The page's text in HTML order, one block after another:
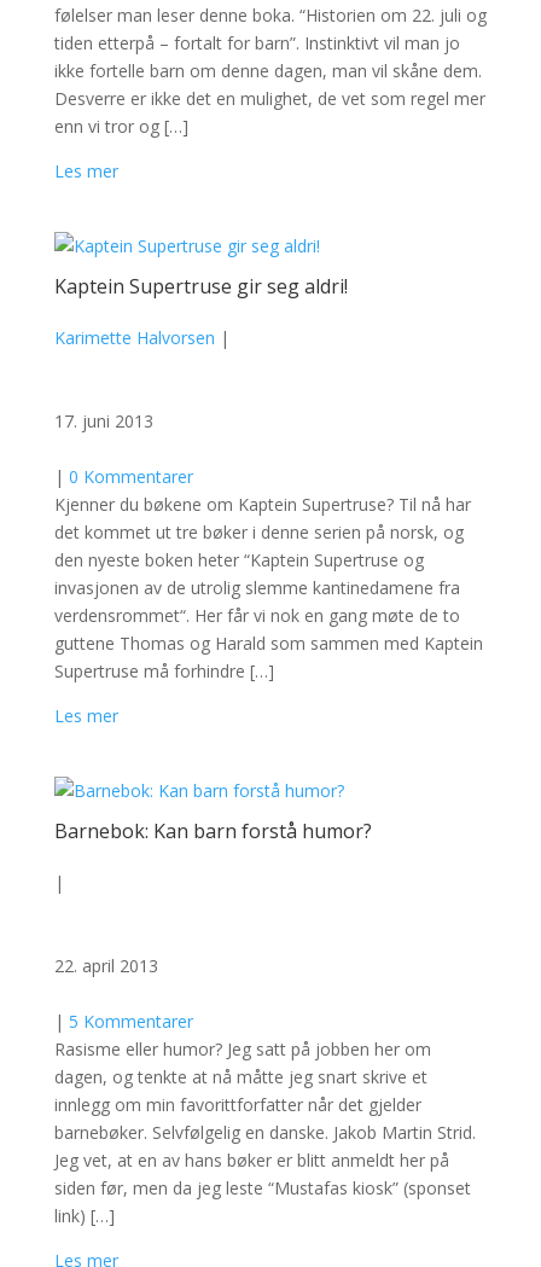
følelser man leser denne boka. “Historien om 22. juli og
tiden etterpå – fortalt for barn”. Instinktivt vil man jo
ikke fortelle barn om denne dagen, man vil skåne dem.
Desverre er ikke det en mulighet, de vet som regel mer
enn vi tror og […]
Les mer
Kaptein Supertruse gir seg aldri!
Karimette Halvorsen |
17. juni 2013
| 0 Kommentarer
Kjenner du bøkene om Kaptein Supertruse? Til nå har
det kommet ut tre bøker i denne serien på norsk, og
den nyeste boken heter “Kaptein Supertruse og
invasjonen av de utrolig slemme kantinedamene fra
verdensrommet“. Her får vi nok en gang møte de to
guttene Thomas og Harald som sammen med Kaptein
Supertruse må forhindre […]
Les mer
Barnebok: Kan barn forstå humor?
|
22. april 2013
| 5 Kommentarer
Rasisme eller humor? Jeg satt på jobben her om
dagen, og tenkte at nå måtte jeg snart skrive et
innlegg om min favorittforfatter når det gjelder
barnebøker. Selvfølgelig en danske. Jakob Martin Strid.
Jeg vet, at en av hans bøker er blitt anmeldt her på
siden før, men da jeg leste “Mustafas kiosk” (sponset
link) […]
Les mer